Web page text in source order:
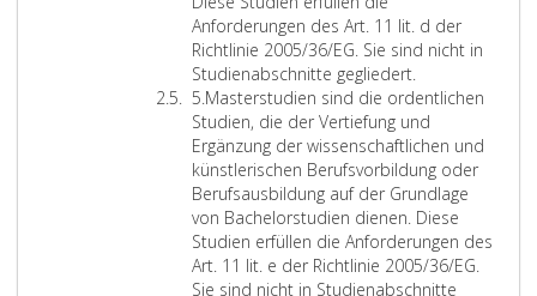
e
n
s
i
n
d
d
i
e
o
r
d
Anforderungen des Art. 11 lit. d der
Richtlinie 2005/36/EG. Sie sind nicht in
Studienabschnitte gegliedert.
a
c
h
e
l
o
r
s
t
5.Z
i
f
f
e
r
5
Masterstudien sind die ordentlichen
Studien, die der Vertiefung und
Ergänzung der wissenschaftlichen und
künstlerischen Berufsvorbildung oder
Berufsausbildung auf der Grundlage
von Bachelorstudien dienen. Diese
Studien erfüllen die Anforderungen des
Art. 11 lit. e der Richtlinie 2005/36/EG.
Sie sind nicht in Studienabschnitte